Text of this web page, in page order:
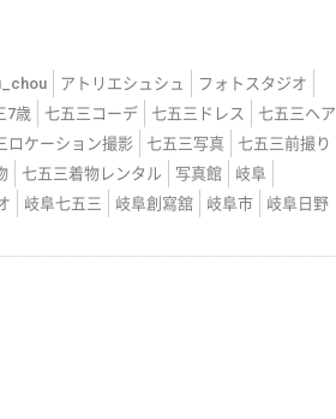
アトリエシュシュ
フォトスタジオ
7歳 七五三コーデ 七五三ドレス
七五三ヘア
ロケーション撮影 七五三写真
七五三前撮り
七五三着物レンタル 写真館
岐阜
岐阜七五三 岐阜創寫舘 岐阜市 岐阜日野